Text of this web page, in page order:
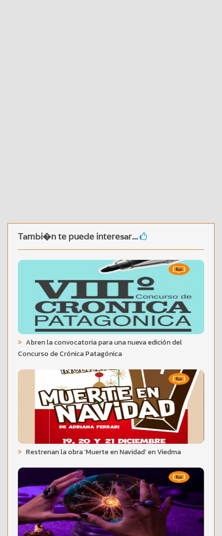
Tambi�n te puede interesar...
Abren la convocatoria para una nueva edición del
Concurso de Crónica Patagónica
Restrenan la obra ‘Muerte en Navidad’ en Viedma